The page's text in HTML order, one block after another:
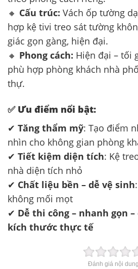
🔸 Cấu trúc: Vách ốp tường
hợp kệ tivi treo sát tường
giác gọn gàng, hiện đại.
🔸 Phong cách: Hiện đại – tối
phù hợp phòng khách nhà
thự.
✅ Ưu điểm nổi bật:
✔ Tăng thẩm mỹ: Tạo điểm
nhìn cho không gian phòng
✔ Tiết kiệm diện tích: Kệ
nhà diện tích nhỏ
✔ Chất liệu bền – dễ vệ sinh
không mối mọt
✔ Dễ thi công – nhanh gọn
kích thước thực tế
Đánh giá nội dung